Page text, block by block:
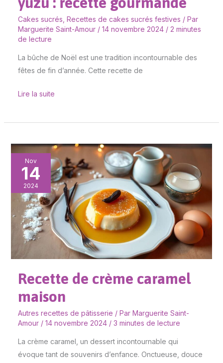
Cakes sucrés Recettes de cakes sucrés festives / Par
Marguerite Saint-Amour / 14 novembre 2024 / 2 minutes
de lecture
La bûche de Noël est une tradition incontournable des
fêtes de fin d’année. Cette recette de
Lire la suite
Nov
14
2024
Recette de crème caramel
maison
Autres recettes de pâtisserie / Par Marguerite Saint-
Amour / 14 novembre 2024 / 3 minutes de lecture
La crème caramel, un dessert incontournable qui
évoque tant de souvenirs d’enfance. Onctueuse, douce
Recette
de
crème
caramel
maison